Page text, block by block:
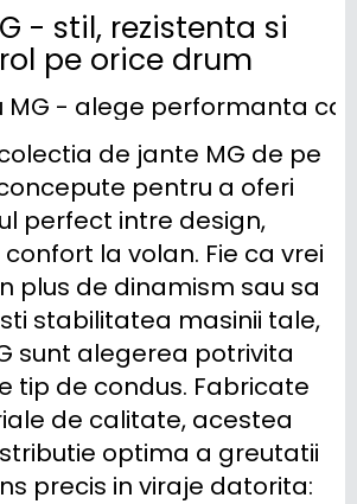
- stil, rezistenta si
pe orice drum
MG - alege performanta
de jante MG de pe
pentru a oferi
perfect intre design,
la volan. Fie ca vrei
plus de dinamism sau sa
stabilitatea masinii tale,
sunt alegerea potrivita
tip de condus. Fabricate
de calitate, acestea
optima a greutatii
precis in viraje datorita: